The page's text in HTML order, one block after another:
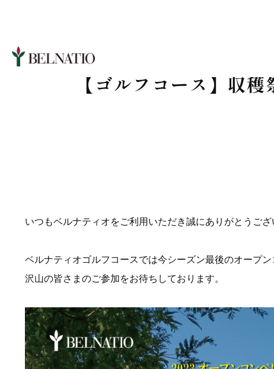
【ゴルフコース】収
いつもベルナティオをご利用いただき誠にありがとうござ
ベルナティオゴルフコースでは今シーズン最後のオープ
沢山の皆さまのご参加をお待ちしております。